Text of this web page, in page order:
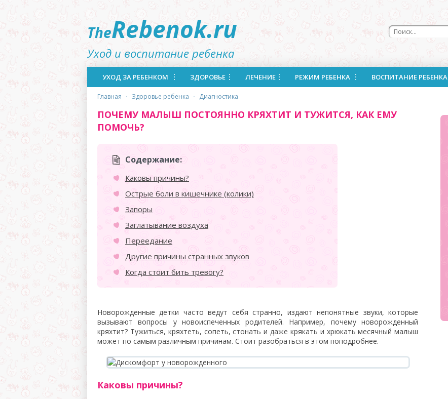
TheRebenok.ru
Уход и воспитание ребенка
УХОД ЗА РЕБЕНКОМ ЗДОРОВЬЕ ЛЕЧЕНИЕ РЕЖИМ РЕБЕНКА ВОСПИТАНИЕ РЕБЕНКА
главная · здоровье ребенка · диагностика
ПОЧЕМУ МАЛЫШ ПОСТОЯННО КРЯХТИТ И ТУЖИТСЯ, КАК ЕМУ
ПОМОЧЬ?
Содержание:
Каковы причины?
Острые боли в кишечнике (колики)
Запоры
Заглатывание воздуха
Переедание
Другие причины странных звуков
Когда стоит бить тревогу?
Новорожденные детки часто ведут себя странно, издают непонятные звуки, которые
вызывают вопросы у новоиспеченных родителей. Например, почему новорожденный
кряхтит? Тужиться, кряхтеть, сопеть, стонать и даже крякать и хрюкать месячный малыш
может по самым различным причинам. Стоит разобраться в этом поподробнее.
Каковы причины?